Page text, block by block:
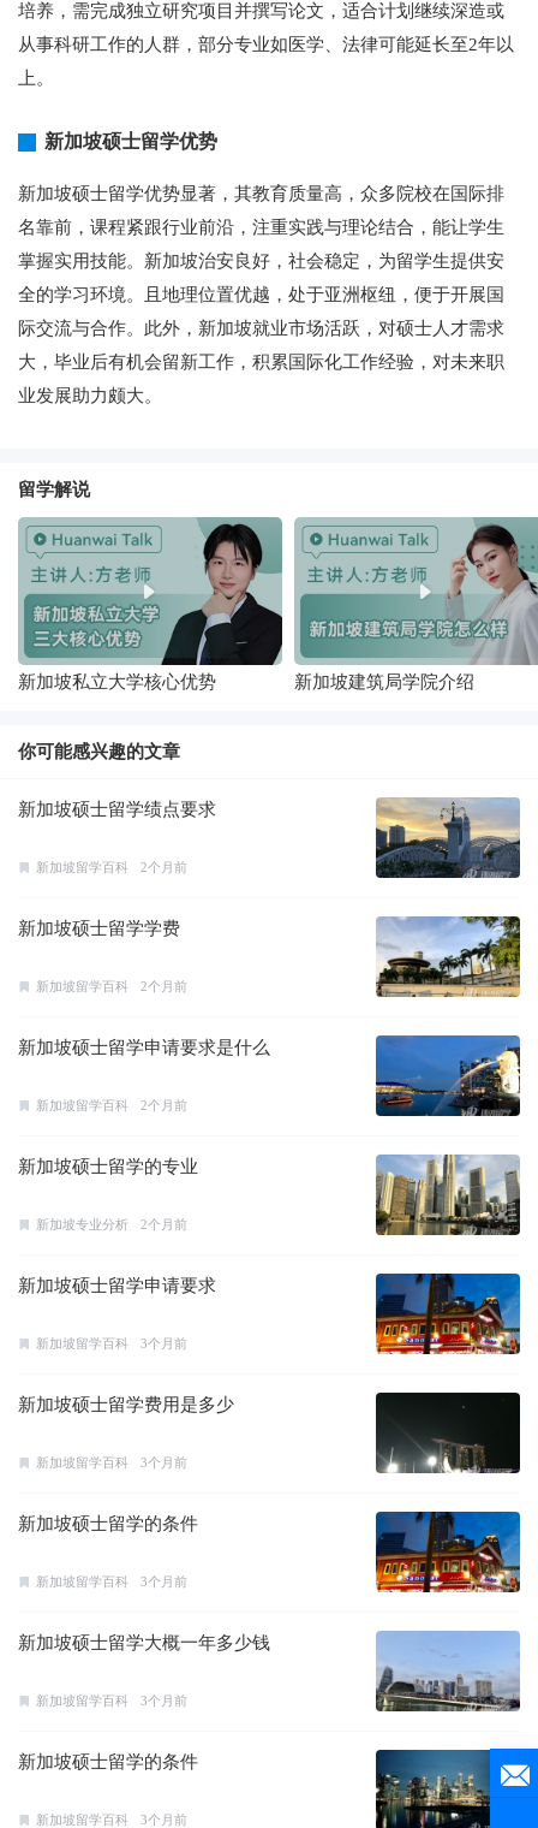
培养，需完成独立研究项目并撰写论文，适合计划继续深造或
从事科研工作的人群，部分专业如医学、法律可能延长至2年以
上。
新加坡硕士留学优势
新加坡硕士留学优势显著，其教育质量高，众多院校在国际排
名靠前，课程紧跟行业前沿，注重实践与理论结合，能让学生
掌握实用技能。新加坡治安良好，社会稳定，为留学生提供安
全的学习环境。且地理位置优越，处于亚洲枢纽，便于开展国
际交流与合作。此外，新加坡就业市场活跃，对硕士人才需求
大，毕业后有机会留新工作，积累国际化工作经验，对未来职
业发展助力颇大。
留学解说
新加坡私立大学核心优势 新加坡建筑局学院介绍
你可能感兴趣的文章
新加坡硕士留学绩点要求
新加坡留学百科 2个月前
新加坡硕士留学学费
新加坡留学百科 2个月前
新加坡硕士留学申请要求是什么
新加坡留学百科 2个月前
新加坡硕士留学的专业
新加坡专业分析 2个月前
新加坡硕士留学申请要求
新加坡留学百科 3个月前
新加坡硕士留学费用是多少
新加坡留学百科 3个月前
新加坡硕士留学的条件
新加坡留学百科 3个月前
新加坡硕士留学大概一年多少钱
新加坡留学百科 3个月前
新加坡硕士留学的条件
新加坡留学百科 3个月前